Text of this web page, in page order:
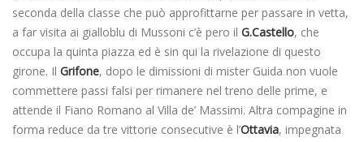
seconda della classe che può approfittarne per passare in vetta,
a far visita ai gialloblu di Mussoni c’è pero il G.Castello, che
occupa la quinta piazza ed è sin qui la rivelazione di questo
girone. Il Grifone, dopo le dimissioni di mister Guida non vuole
commettere passi falsi per rimanere nel treno delle prime, e
attende il Fiano Romano al Villa de’ Massimi. Altra compagine in
forma reduce da tre vittorie consecutive è l’Ottavia, impegnata